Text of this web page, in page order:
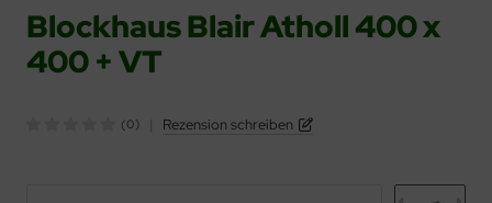
Blockhaus Blair Atholl 400 x
400 + VT
(0) Rezension schreiben